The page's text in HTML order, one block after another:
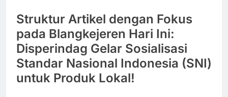
Struktur Artikel dengan Fokus
pada Blangkejeren Hari Ini:
Disperindag Gelar Sosialisasi
Standar Nasional Indonesia (SNI)
untuk Produk Lokal!